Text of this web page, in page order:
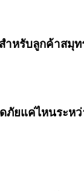
ำหรับลูกค้าสมุ
ภัยแค่ไหนระห